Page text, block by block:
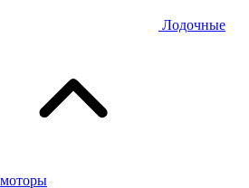
Лодочные